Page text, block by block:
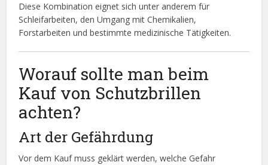
Diese Kombination eignet sich unter anderem für
Schleifarbeiten, den Umgang mit Chemikalien,
Forstarbeiten und bestimmte medizinische Tätigkeiten.
Worauf sollte man beim
Kauf von Schutzbrillen
achten?
Art der Gefährdung
Vor dem Kauf muss geklärt werden, welche Gefahr